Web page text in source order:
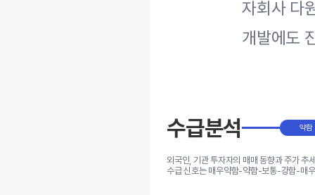
자회사 다
개발에도
수급분석 약함
외국인, 기관 투자자의 매매 동향과 주가 추
수급 신호는 매우약함-약함-보통-강함-매